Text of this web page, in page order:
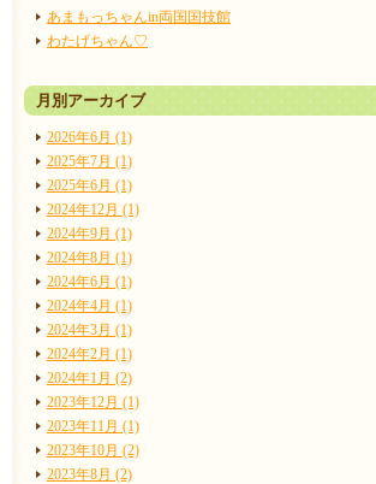
あまもっちゃんin両国国技館
わたげちゃん♡
月別アーカイブ
2026年6月 (1)
2025年7月 (1)
2025年6月 (1)
2024年12月 (1)
2024年9月 (1)
2024年8月 (1)
2024年6月 (1)
2024年4月 (1)
2024年3月 (1)
2024年2月 (1)
2024年1月 (2)
2023年12月 (1)
2023年11月 (1)
2023年10月 (2)
2023年8月 (2)